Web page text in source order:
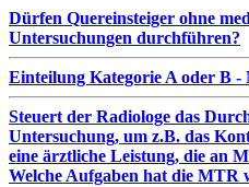
Dürfen Quereinsteiger ohne
Untersuchungen durchführen?
Einteilung Kategorie A oder B -
Steuert der Radiologe das
Untersuchung, um z.B. das
eine ärztliche Leistung, die an
Welche Aufgaben hat die MTR